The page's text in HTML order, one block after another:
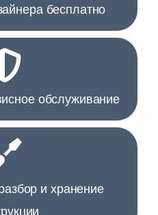
бесплатно
обслуживание
и хранение